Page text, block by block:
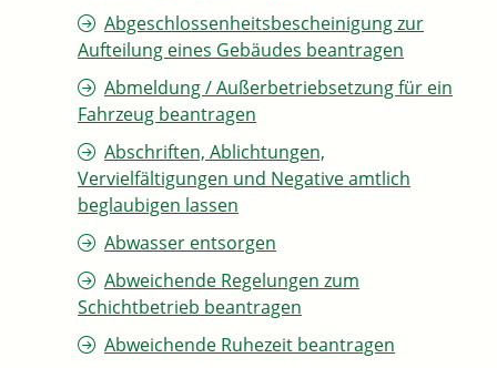
Abgeschlossenheitsbescheinigung zur
Aufteilung eines Gebäudes beantragen
Abmeldung / Außerbetriebsetzung für ein
Fahrzeug beantragen
Abschriften, Ablichtungen,
Vervielfältigungen und Negative amtlich
beglaubigen lassen
Abwasser entsorgen
Abweichende Regelungen zum
Schichtbetrieb beantragen
Abweichende Ruhezeit beantragen